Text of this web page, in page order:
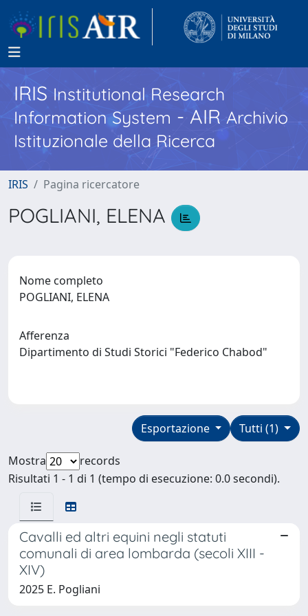
IRISInstitutional Research
Information System - AIR Archivio
Istituzionale della Ricerca
IRIS Pagina ricercatore
POGLIANI, ELENA
Nome completo
POGLIANI, ELENA
Afferenza
Dipartimento di Studi Storici "Federico Chabod"
Tutti (1)
Esportazione
Mostra
records
Risultati 1 - 1 di 1 (tempo di esecuzione: 0.0 secondi).
Cavalli ed altri equini negli statuti
comunali di area lombarda (secoli XIII -
XIV)
2025 E. Pogliani